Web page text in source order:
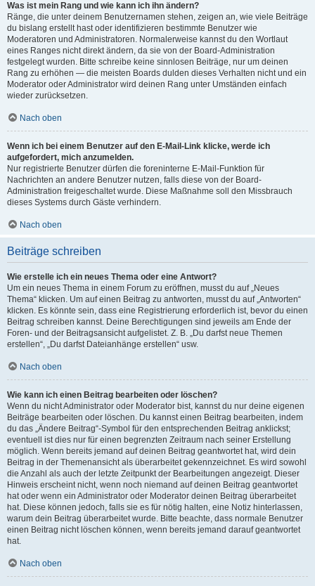
Was ist mein Rang und wie kann ich ihn ändern?
Ränge, die unter deinem Benutzernamen stehen, zeigen an, wie viele Beiträge
du bislang erstellt hast oder identifizieren bestimmte Benutzer wie
Moderatoren und Administratoren. Normalerweise kannst du den Wortlaut
eines Ranges nicht direkt ändern, da sie von der Board-Administration
festgelegt wurden. Bitte schreibe keine sinnlosen Beiträge, nur um deinen
Rang zu erhöhen — die meisten Boards dulden dieses Verhalten nicht und ein
Moderator oder Administrator wird deinen Rang unter Umständen einfach
wieder zurücksetzen.
Nach oben
Wenn ich bei einem Benutzer auf den E-Mail-Link klicke, werde ich
aufgefordert, mich anzumelden.
Nur registrierte Benutzer dürfen die foreninterne E-Mail-Funktion für
Nachrichten an andere Benutzer nutzen, falls diese von der Board-
Administration freigeschaltet wurde. Diese Maßnahme soll den Missbrauch
dieses Systems durch Gäste verhindern.
Nach oben
Beiträge schreiben
Wie erstelle ich ein neues Thema oder eine Antwort?
Um ein neues Thema in einem Forum zu eröffnen, musst du auf „Neues
Thema“ klicken. Um auf einen Beitrag zu antworten, musst du auf „Antworten“
klicken. Es könnte sein, dass eine Registrierung erforderlich ist, bevor du einen
Beitrag schreiben kannst. Deine Berechtigungen sind jeweils am Ende der
Foren- und der Beitragsansicht aufgelistet. Z. B. „Du darfst neue Themen
erstellen“, „Du darfst Dateianhänge erstellen“ usw.
Nach oben
Wie kann ich einen Beitrag bearbeiten oder löschen?
Wenn du nicht Administrator oder Moderator bist, kannst du nur deine eigenen
Beiträge bearbeiten oder löschen. Du kannst einen Beitrag bearbeiten, indem
du das „Ändere Beitrag“-Symbol für den entsprechenden Beitrag anklickst;
eventuell ist dies nur für einen begrenzten Zeitraum nach seiner Erstellung
möglich. Wenn bereits jemand auf deinen Beitrag geantwortet hat, wird dein
Beitrag in der Themenansicht als überarbeitet gekennzeichnet. Es wird sowohl
die Anzahl als auch der letzte Zeitpunkt der Bearbeitungen angezeigt. Dieser
Hinweis erscheint nicht, wenn noch niemand auf deinen Beitrag geantwortet
hat oder wenn ein Administrator oder Moderator deinen Beitrag überarbeitet
hat. Diese können jedoch, falls sie es für nötig halten, eine Notiz hinterlassen,
warum dein Beitrag überarbeitet wurde. Bitte beachte, dass normale Benutzer
einen Beitrag nicht löschen können, wenn bereits jemand darauf geantwortet
hat.
Nach oben